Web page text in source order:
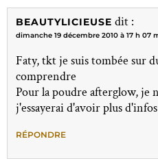
BEAUTYLICIEUSE dit :
dimanche 19 décembre 2010 à 17 h 07
Faty, tkt je suis tombée sur
comprendre
Pour la poudre afterglow, je
j'essayerai d'avoir plus d'infos
RÉPONDRE